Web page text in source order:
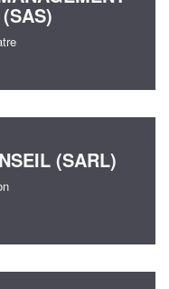
(SARL)